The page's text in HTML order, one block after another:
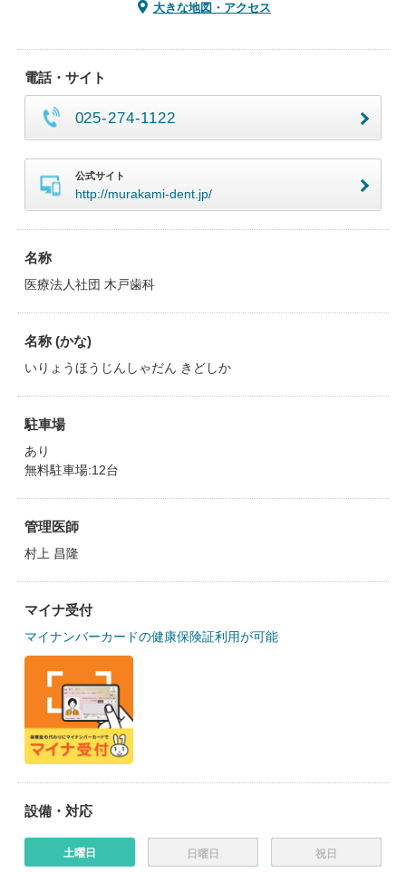
大きな地図・アクセス
電話・サイト
025-274-1122
公式サイト
http://murakami-dent.jp/
名称
医療法人社団 木戸歯科
名称 (かな)
いりょうほうじんしゃだん きどしか
駐車場
あり
無料駐車場:12台
管理医師
村上 昌隆
マイナ受付
マイナンバーカードの健康保険証利用が可能
設備・対応
土曜日 日曜日 祝日